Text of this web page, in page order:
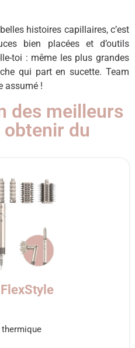
histoires capillaires, c’est
bien placées et d’outils
toi : même les plus grandes
qui part en sucette. Team
assumé !
des meilleurs
du